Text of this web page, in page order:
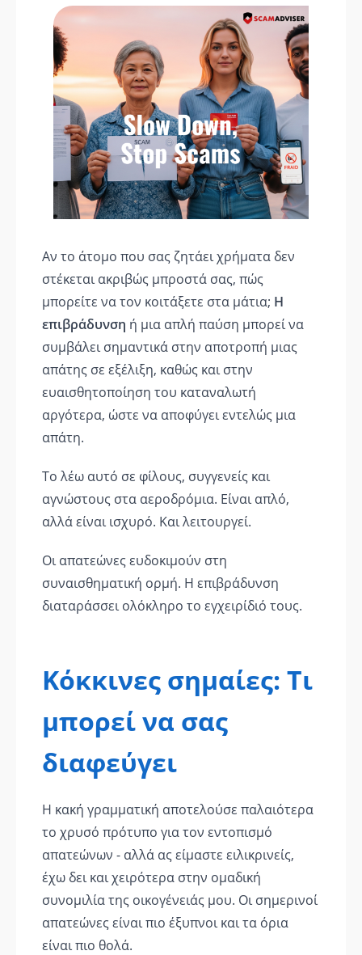
Αν το άτομο που σας ζητάει χρήματα δεν
στέκεται ακριβώς μπροστά σας, πώς
μπορείτε να τον κοιτάξετε στα μάτια; Η
επιβράδυνση ή μια απλή παύση μπορεί να
συμβάλει σημαντικά στην αποτροπή μιας
απάτης σε εξέλιξη, καθώς και στην
ευαισθητοποίηση του καταναλωτή
αργότερα, ώστε να αποφύγει εντελώς μια
απάτη.
Το λέω αυτό σε φίλους, συγγενείς και
αγνώστους στα αεροδρόμια. Είναι απλό,
αλλά είναι ισχυρό. Και λειτουργεί.
Οι απατεώνες ευδοκιμούν στη
συναισθηματική ορμή. Η επιβράδυνση
διαταράσσει ολόκληρο το εγχειρίδιό τους.
Κόκκινες σημαίες: Τι
μπορεί να σας
διαφεύγει
Η κακή γραμματική αποτελούσε παλαιότερα
το χρυσό πρότυπο για τον εντοπισμό
απατεώνων - αλλά ας είμαστε ειλικρινείς,
έχω δει και χειρότερα στην ομαδική
συνομιλία της οικογένειάς μου. Οι σημερινοί
απατεώνες είναι πιο έξυπνοι και τα όρια
είναι πιο θολά.